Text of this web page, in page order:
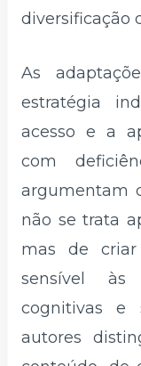
diversificação
As
estratégia
acesso e a
com
argumentam
não se trata
mas de criar
sensível às
cognitivas e
autores